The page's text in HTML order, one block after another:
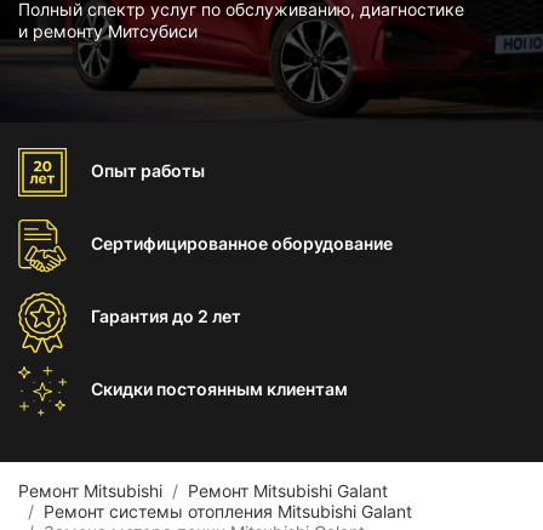
Полный спектр услуг по обслуживанию, диагностике
и ремонту Митсубиси
Опыт работы
Сертифицированноеоборудование
Гарантиядо 2 лет
Скидки постоянным клиентам
Ремонт Mitsubishi
Ремонт Mitsubishi Galant
Ремонт системы отопления Mitsubishi Galant